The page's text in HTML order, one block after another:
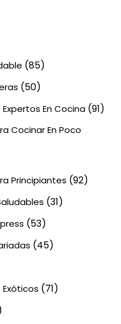
(85)
(50)
En Cocina(91)
Cocinar En Poco
Principiantes (92)
(31)
(53)
(45)
(71)